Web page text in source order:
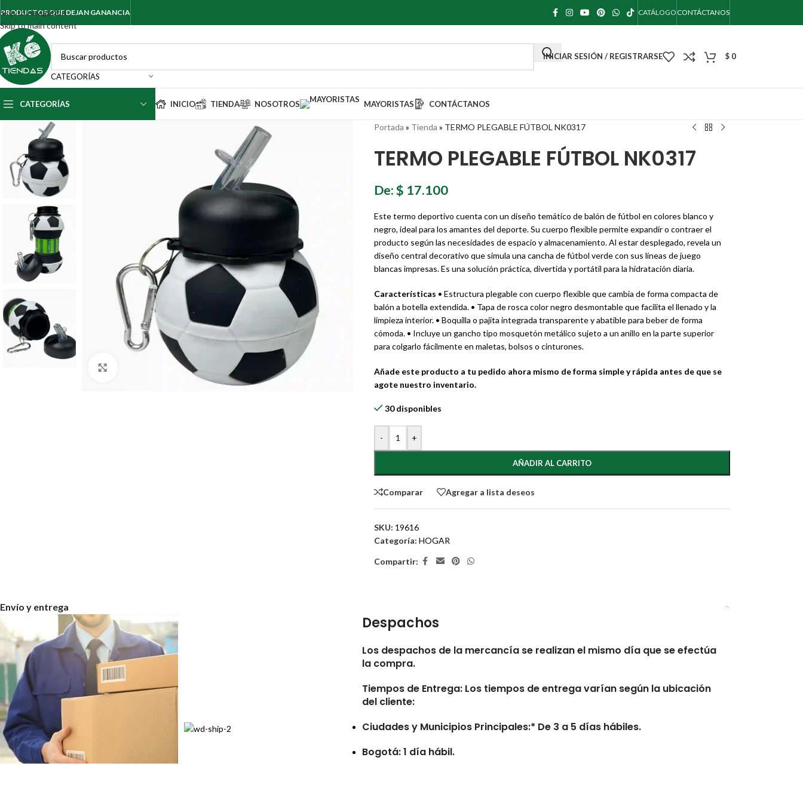
Skip to navigation
Skip to main content
PRODUCTOS QUE DEJAN GANANCIA CATÁLOGO CONTÁCTANOS
CATEGORÍAS
INICIAR SESIÓN / REGISTRARSE $ 0
CATEGORÍAS INICIO TIENDA NOSOTROS MAYORISTAS CONTÁCTANOS
Haz clic para ampliar
Portada » Tienda » TERMO PLEGABLE FÚTBOL NK0317
TERMO PLEGABLE FÚTBOL NK0317
De:$ 17.100
Este termo deportivo cuenta con un diseño temático de balón de fútbol en colores blanco y
negro, ideal para los amantes del deporte. Su cuerpo flexible permite expandir o contraer el
producto según las necesidades de espacio y almacenamiento. Al estar desplegado, revela un
diseño central decorativo que simula una cancha de fútbol verde con sus líneas de juego
blancas impresas. Es una solución práctica, divertida y portátil para la hidratación diaria.
Características • Estructura plegable con cuerpo flexible que cambia de forma compacta de
balón a botella extendida. • Tapa de rosca color negro desmontable que facilita el llenado y la
limpieza interior. • Boquilla o pajita integrada transparente y abatible para beber de forma
cómoda. • Incluye un gancho tipo mosquetón metálico sujeto a un anillo en la parte superior
para colgarlo fácilmente en maletas, bolsos o cinturones.
Añade este producto a tu pedido ahora mismo de forma simple y rápida antes de que se
agote nuestro inventario.
30 disponibles
- +
AÑADIR AL CARRITO
Comparar Agregar a lista deseos
SKU: 19616
Categoría: HOGAR
Compartir:
Envío y entrega
Despachos
Los despachos de la mercancía se realizan el mismo día que se efectúa
la compra.
Tiempos de Entrega: Los tiempos de entrega varían según la ubicación
del cliente:
Ciudades y Municipios Principales:* De 3 a 5 días hábiles.
Bogotá: 1 día hábil.